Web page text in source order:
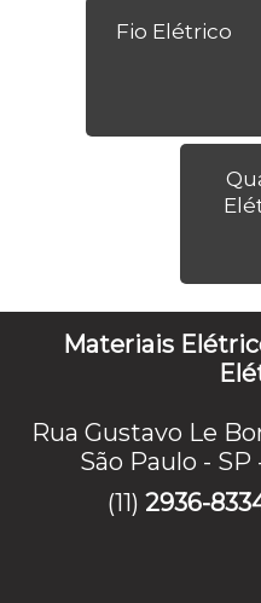
Fio Elétrico
Materiais
Rua Gustavo Le
São Paulo -
(11) 2936-